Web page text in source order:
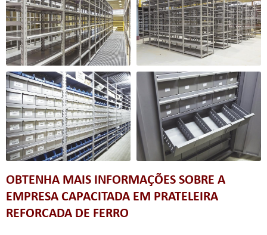
OBTENHA MAIS INFORMAÇÕES SOBRE A
EMPRESA CAPACITADA EM PRATELEIRA
REFORCADA DE FERRO